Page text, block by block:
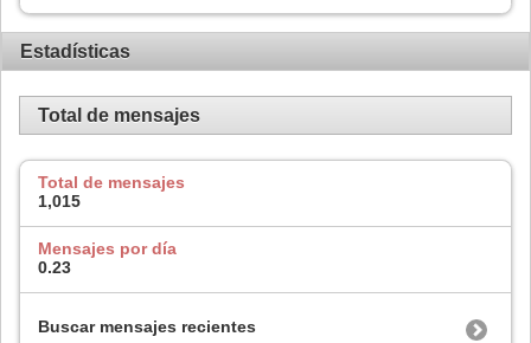
Estadísticas
Total de mensajes
Total de mensajes
1,015
Mensajes por día
0.23
Buscar mensajes recientes